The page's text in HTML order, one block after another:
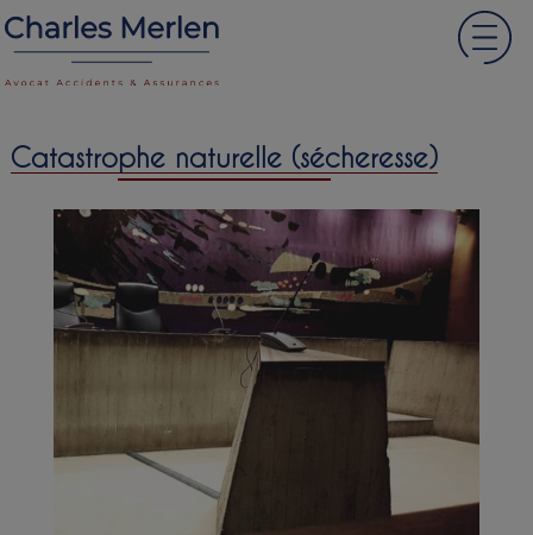
Catastrophe naturelle (sécheresse)